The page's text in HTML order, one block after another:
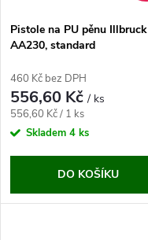
p
r
o
d
u
s
p
r
o
u
Pistole na PU pěnu Illbruck
AA230, standard
460 Kč bez DPH
556,60 Kč/ ks
Měrná
cena:
556,60 Kč / 1 ks
Skladem 4 ks
DO KOŠÍKU